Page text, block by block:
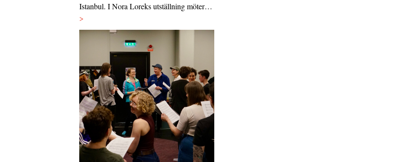
Istanbul. I Nora Loreks utställning möter…
>